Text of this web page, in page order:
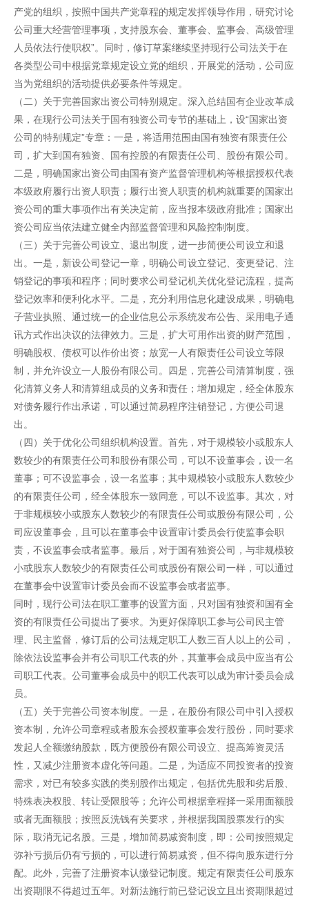
产党的组织，按照中国共产党章程的规定发挥领导作用，研究讨论
公司重大经营管理事项，支持股东会、董事会、监事会、高级管理
人员依法行使职权”。同时，修订草案继续坚持现行公司法关于在
各类型公司中根据党章规定设立党的组织，开展党的活动，公司应
当为党组织的活动提供必要条件等规定。
（二）关于完善国家出资公司特别规定。深入总结国有企业改革成
果，在现行公司法关于国有独资公司专节的基础上，设“国家出资
公司的特别规定”专章：一是，将适用范围由国有独资有限责任公
司，扩大到国有独资、国有控股的有限责任公司、股份有限公司。
二是，明确国家出资公司由国有资产监督管理机构等根据授权代表
本级政府履行出资人职责；履行出资人职责的机构就重要的国家出
资公司的重大事项作出有关决定前，应当报本级政府批准；国家出
资公司应当依法建立健全内部监督管理和风险控制制度。
（三）关于完善公司设立、退出制度，进一步简便公司设立和退
出。一是，新设公司登记一章，明确公司设立登记、变更登记、注
销登记的事项和程序；同时要求公司登记机关优化登记流程，提高
登记效率和便利化水平。二是，充分利用信息化建设成果，明确电
子营业执照、通过统一的企业信息公示系统发布公告、采用电子通
讯方式作出决议的法律效力。三是，扩大可用作出资的财产范围，
明确股权、债权可以作价出资；放宽一人有限责任公司设立等限
制，并允许设立一人股份有限公司。四是，完善公司清算制度，强
化清算义务人和清算组成员的义务和责任；增加规定，经全体股东
对债务履行作出承诺，可以通过简易程序注销登记，方便公司退
出。
（四）关于优化公司组织机构设置。首先，对于规模较小或股东人
数较少的有限责任公司和股份有限公司，可以不设董事会，设一名
董事；可不设监事会，设一名监事；其中规模较小或股东人数较少
的有限责任公司，经全体股东一致同意，可以不设监事。其次，对
于非规模较小或股东人数较少的有限责任公司或股份有限公司，公
司应设董事会，且可以在董事会中设置审计委员会行使监事会职
责，不设监事会或者监事。最后，对于国有独资公司，与非规模较
小或股东人数较少的有限责任公司或股份有限公司一样，可以通过
在董事会中设置审计委员会而不设监事会或者监事。
同时，现行公司法在职工董事的设置方面，只对国有独资和国有全
资的有限责任公司提出了要求。为更好保障职工参与公司民主管
理、民主监督，修订后的公司法规定职工人数三百人以上的公司，
除依法设监事会并有公司职工代表的外，其董事会成员中应当有公
司职工代表。公司董事会成员中的职工代表可以成为审计委员会成
员。
（五）关于完善公司资本制度。一是，在股份有限公司中引入授权
资本制，允许公司章程或者股东会授权董事会发行股份，同时要求
发起人全额缴纳股款，既方便股份有限公司设立、提高筹资灵活
性，又减少注册资本虚化等问题。二是，为适应不同投资者的投资
需求，对已有较多实践的类别股作出规定，包括优先股和劣后股、
特殊表决权股、转让受限股等；允许公司根据章程择一采用面额股
或者无面额股；按照反洗钱有关要求，并根据我国股票发行的实
际，取消无记名股。三是，增加简易减资制度，即：公司按照规定
弥补亏损后仍有亏损的，可以进行简易减资，但不得向股东进行分
配。此外，完善了注册资本认缴登记制度。规定有限责任公司股东
出资期限不得超过五年。对新法施行前已登记设立且出资期限超过